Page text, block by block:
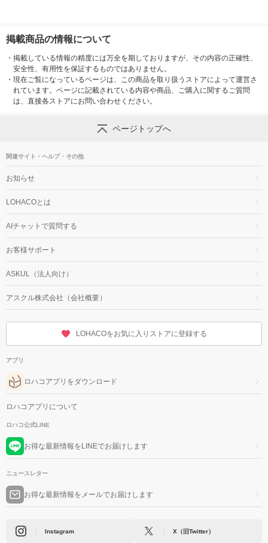
掲載商品の情報について
・ 掲載している情報の精度には万全を期しておりますが、その内容の正確性、
安全性、有用性を保証するものではありません。
・ 現在ご覧になっているページは、この商品を取り扱うストアによって運営さ
れています。ページに記載されている内容や商品、ご購入に関するご質問
は、直接各ストアにお問い合わせください。
ページトップへ
関連サイト・ヘルプ・その他
お知らせ
LOHACOとは
AIチャットで質問する
お客様サポート
ASKUL（法人向け）
アスクル株式会社（会社概要）
LOHACOをお気に入りストアに登録する
アプリ
ロハコアプリをダウンロード
ロハコアプリについて
ロハコ公式LINE
お得な最新情報をLINEでお届けします
ニュースレター
お得な最新情報をメールでお届けします
Instagram X（旧Twitter）